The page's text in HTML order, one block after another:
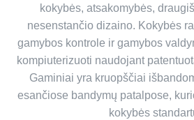
kokybės, atsakomybės,
nesenstančio dizaino. Kokybės
gamybos kontrole ir gamybos
kompiuterizuoti naudojant
Gaminiai yra kruopščiai
esančiose bandymų patalpose,
kokybės